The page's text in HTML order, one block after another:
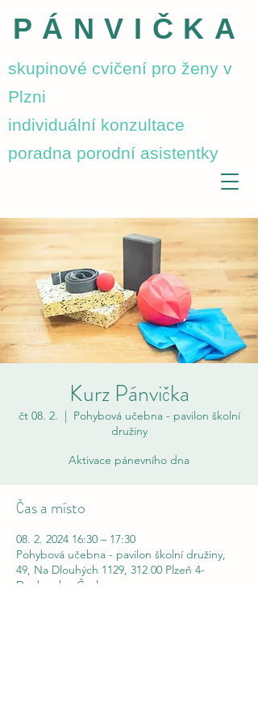
PÁNVIČKA
skupinové cvičení pro ženy v
Plzni
individuální konzultace
poradna porodní asistentky
Kurz Pánvička
čt 08. 2.
  |
Pohybová učebna - pavilon školní
družiny
Aktivace pánevního dna
Čas a místo
08. 2. 2024 16:30 – 17:30
Pohybová učebna - pavilon školní družiny,
49, Na Dlouhých 1129, 312 00 Plzeň 4-
Doubravka, Česko